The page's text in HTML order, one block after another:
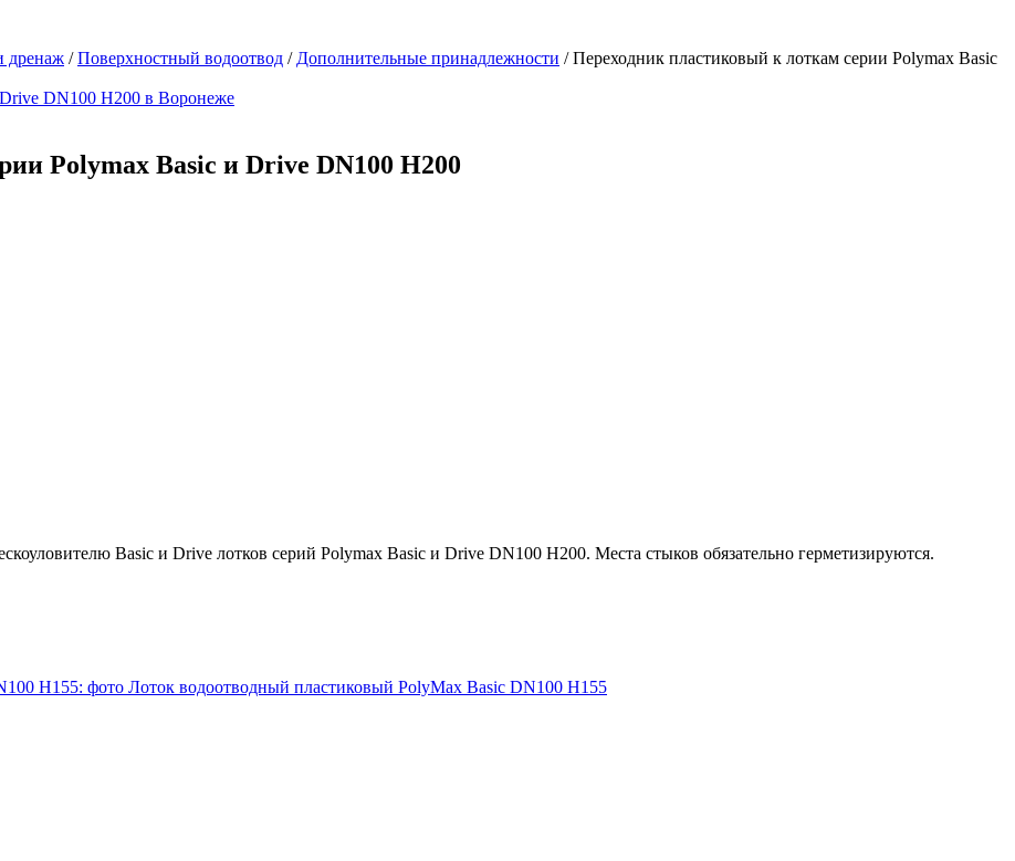
дренаж /Поверхностный водоотвод / Дополнительные принадлежности /Переходник пластиковый к лоткам серии Polymax Basic
Polymax Basic и Drive DN100 H200
Basic и Drive лотков серий Polymax Basic и Drive DN100 H200. Места стыков обязательно герметизируются.
Лоток водоотводный пластиковый PolyMax Basic DN100 H155